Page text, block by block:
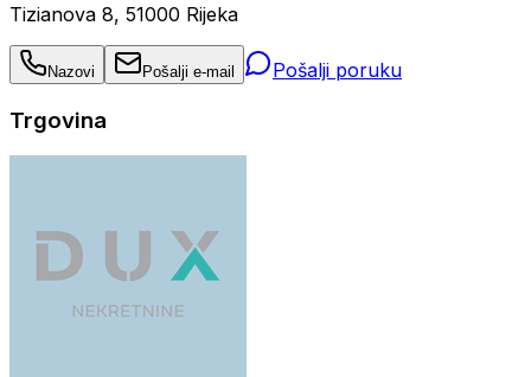
Tizianova 8, 51000 Rijeka
Nazovi Pošalji e-mail Pošalji poruku
Trgovina